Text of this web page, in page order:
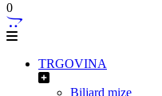
0
TRGOVINA
Biljard mize